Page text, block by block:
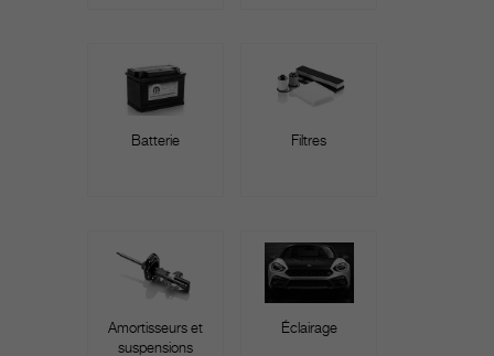
Batterie Filtres
Amortisseurs et
suspensions
Éclairage